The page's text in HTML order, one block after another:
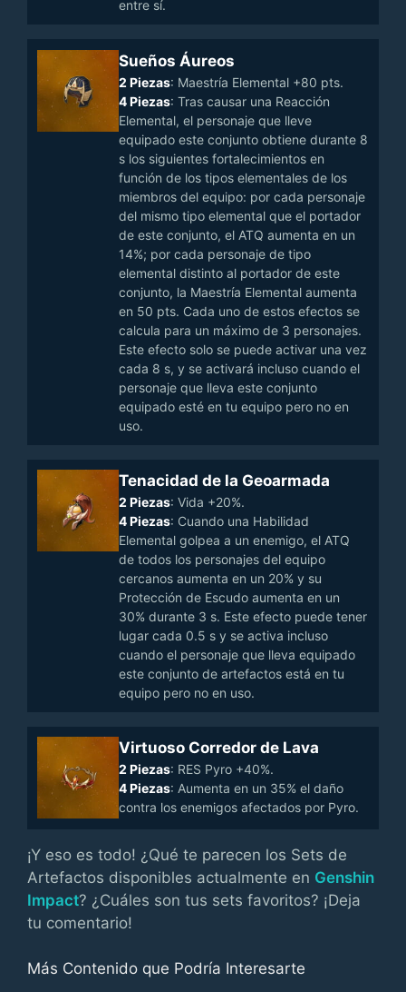
entre sí.
Sueños Áureos
2 Piezas: Maestría Elemental +80 pts.
4 Piezas: Tras causar una Reacción
Elemental, el personaje que lleve
equipado este conjunto obtiene durante 8
s los siguientes fortalecimientos en
función de los tipos elementales de los
miembros del equipo: por cada personaje
del mismo tipo elemental que el portador
de este conjunto, el ATQ aumenta en un
14%; por cada personaje de tipo
elemental distinto al portador de este
conjunto, la Maestría Elemental aumenta
en 50 pts. Cada uno de estos efectos se
calcula para un máximo de 3 personajes.
Este efecto solo se puede activar una vez
cada 8 s, y se activará incluso cuando el
personaje que lleva este conjunto
equipado esté en tu equipo pero no en
uso.
Tenacidad de la Geoarmada
2 Piezas: Vida +20%.
4 Piezas: Cuando una Habilidad
Elemental golpea a un enemigo, el ATQ
de todos los personajes del equipo
cercanos aumenta en un 20% y su
Protección de Escudo aumenta en un
30% durante 3 s. Este efecto puede tener
lugar cada 0.5 s y se activa incluso
cuando el personaje que lleva equipado
este conjunto de artefactos está en tu
equipo pero no en uso.
Virtuoso Corredor de Lava
2 Piezas: RES Pyro +40%.
4 Piezas: Aumenta en un 35% el daño
contra los enemigos afectados por Pyro.
¡Y eso es todo! ¿Qué te parecen los Sets de
Artefactos disponibles actualmente en Genshin
Impact? ¿Cuáles son tus sets favoritos? ¡Deja
tu comentario!
Más Contenido que Podría Interesarte